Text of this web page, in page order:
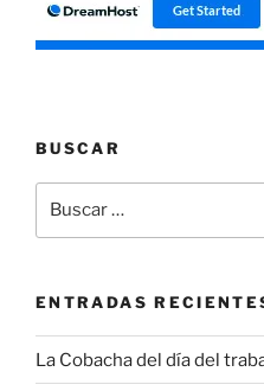
BUSCAR
por:
ENTRADAS
La Cobacha del día del